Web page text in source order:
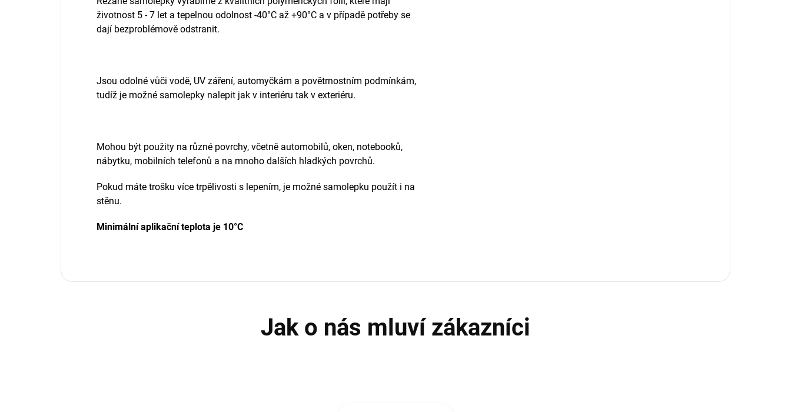
životnost 5 - 7 let a tepelnou odolnost -40°C až +90°C a v případě potřeby se
dají bezproblémově odstranit.
Jsou odolné vůči vodě, UV záření, automyčkám a povětrnostním podmínkám,
tudíž je možné samolepky nalepit jak v interiéru tak v exteriéru.
Mohou být použity na různé povrchy, včetně automobilů, oken, notebooků,
nábytku, mobilních telefonů a na mnoho dalších hladkých povrchů.
Pokud máte trošku více trpělivosti s lepením, je možné samolepku použít i na
stěnu.
Minimální aplikační teplota je 10°C